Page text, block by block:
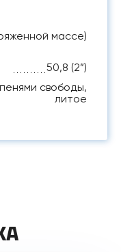
массе)
50,8 (2”)
свободы,
литое